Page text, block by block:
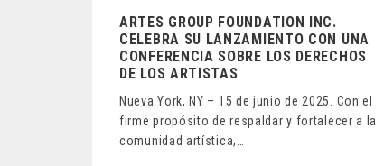
ARTES GROUP FOUNDATION INC.
CELEBRA SU LANZAMIENTO CON UNA
CONFERENCIA SOBRE LOS DERECHOS
DE LOS ARTISTAS
Nueva York, NY – 15 de junio de 2025. Con el
firme propósito de respaldar y fortalecer a la
comunidad artística,…